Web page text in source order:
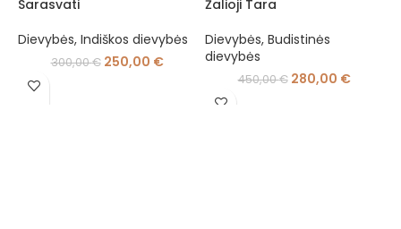
Sarasvati
Dievybės, Indiškos dievybės
300,00€ 250,00 €
Žalioji Tara
Dievybės, Budistinės
dievybės
450,00€ 280,00 €